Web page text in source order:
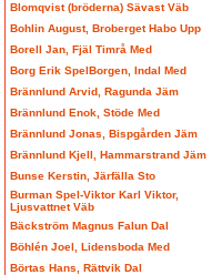
Blomqvist (bröderna) Sävast Väb
Bohlin August, Broberget Habo Upp
Borell Jan, Fjäl Timrå Med
Borg Erik SpelBorgen, Indal Med
Brännlund Arvid, Ragunda Jäm
Brännlund Enok, Stöde Med
Brännlund Jonas, Bispgården Jäm
Brännlund Kjell, Hammarstrand Jäm
Bunse Kerstin, Järfälla Sto
Burman Spel-Viktor Karl Viktor,
Ljusvattnet Väb
Bäckström Magnus Falun Dal
Böhlén Joel, Lidensboda Med
Börtas Hans, Rättvik Dal